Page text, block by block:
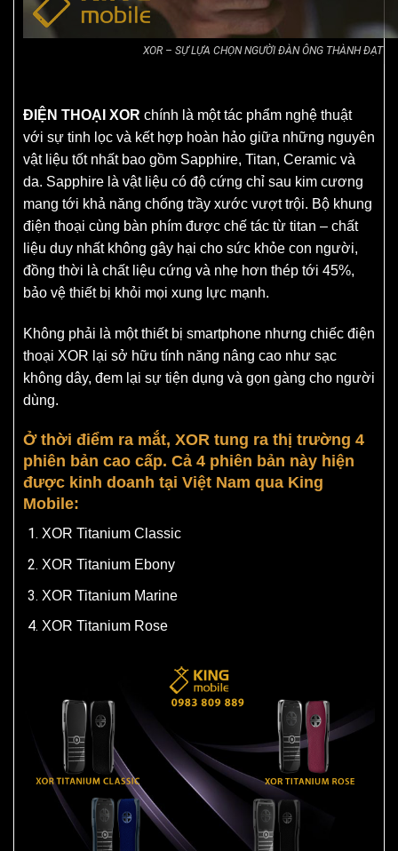
XOR – SỰ LỰA CHỌN NGƯỜI ĐÀN ÔNG THÀNH ĐẠT
ĐIỆN THOẠI XOR chính là một tác phẩm nghệ thuật
với sự tinh lọc và kết hợp hoàn hảo giữa những nguyên
vật liệu tốt nhất bao gồm Sapphire, Titan, Ceramic và
da. Sapphire là vật liệu có độ cứng chỉ sau kim cương
mang tới khả năng chống trầy xước vượt trội. Bộ khung
điện thoại cùng bàn phím được chế tác từ titan – chất
liệu duy nhất không gây hại cho sức khỏe con người,
đồng thời là chất liệu cứng và nhẹ hơn thép tới 45%,
bảo vệ thiết bị khỏi mọi xung lực mạnh.
Không phải là một thiết bị smartphone nhưng chiếc điện
thoại XOR lại sở hữu tính năng nâng cao như sạc
không dây, đem lại sự tiện dụng và gọn gàng cho người
dùng.
Ở thời điểm ra mắt, XOR tung ra thị trường 4
phiên bản cao cấp. Cả 4 phiên bản này hiện
được kinh doanh tại Việt Nam qua King
Mobile:
XOR Titanium Classic
XOR Titanium Ebony
XOR Titanium Marine
XOR Titanium Rose